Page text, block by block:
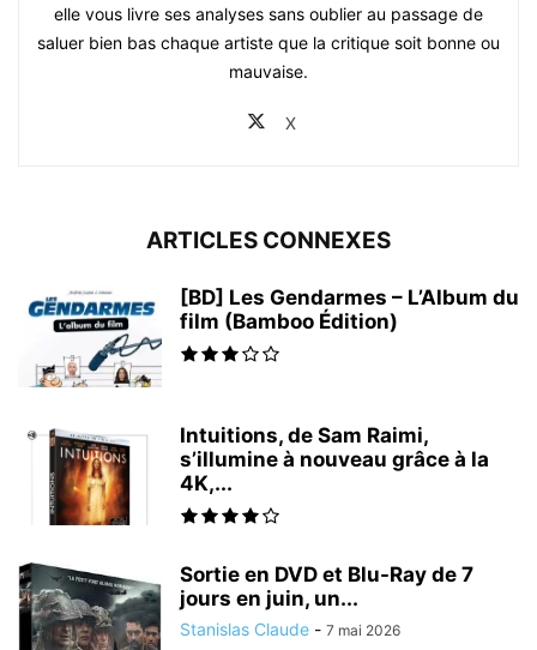
elle vous livre ses analyses sans oublier au passage de
saluer bien bas chaque artiste que la critique soit bonne ou
mauvaise.
X
ARTICLES CONNEXES
[BD] Les Gendarmes – L’Album du
film (Bamboo Édition)
Intuitions, de Sam Raimi,
s’illumine à nouveau grâce à la
4K,...
Sortie en DVD et Blu-Ray de 7
jours en juin, un...
Stanislas Claude - 7 mai 2026